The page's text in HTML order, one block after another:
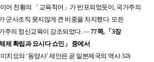
어 천황의 「 교육칙어 」 가 반포되었듯이, 국가주의
군사조직 못지않게 큰 비중을 차지했다. 모든
주의 정신교육이 강조되었다. ―77쪽, 「 3장
제 확립과 요시다 쇼인 」
중에서
치요의 ‘동양사’ 제안은 곧 일본제국의 역사 3과